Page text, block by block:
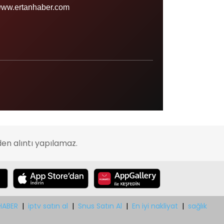
Sinop
Tekirdağ
Tunceli
Van
Yozgat
Zonguldak
alıntı yapılamaz.
| iptv satın al | Snus Satın Al | En iyi nakliyat | sağlık